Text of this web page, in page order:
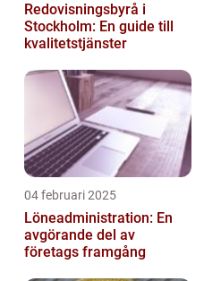
Redovisningsbyrå i
Stockholm: En guide till
kvalitetstjänster
04 februari 2025
Löneadministration: En
avgörande del av
företags framgång